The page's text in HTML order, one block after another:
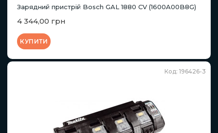
Зарядний пристрій Bosch GAL 1880 CV (1600A00B8G)
4 344,00 грн
КУПИТИ
Код: 196426-3